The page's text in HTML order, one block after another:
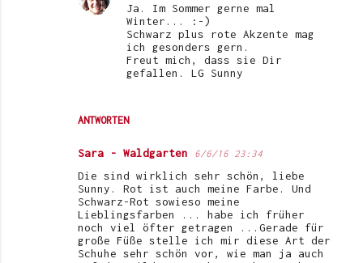
ANTWORTEN
Ja. Im Sommer gerne mal
Winter... :-)
Schwarz plus rote Akzente mag
ich gesonders gern.
Freut mich, dass sie Dir
gefallen. LG Sunny
Sara - Waldgarten 6/6/16 23:34
Die sind wirklich sehr schön, liebe
Sunny. Rot ist auch meine Farbe. Und
Schwarz-Rot sowieso meine
Lieblingsfarben ... habe ich früher
noch viel öfter getragen ...Gerade für
große Füße stelle ich mir diese Art der
Schuhe sehr schön vor, wie man ja auch